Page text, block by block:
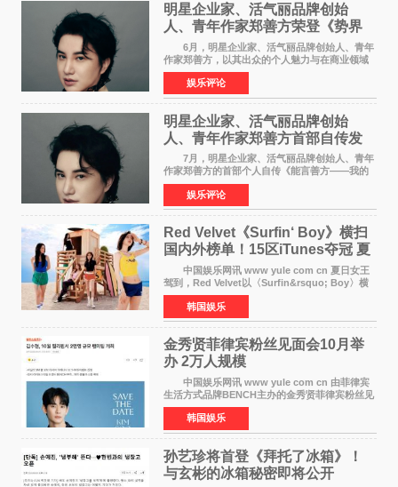
明星企业家、活气丽品牌创始
人、青年作家郑善方荣登《势界
POWERCIRCLES》6月刊
6月，明星企业家、活气丽品牌创始人、青年
作家郑善方，以其出众的个人魅力与在商业领域
的卓越建树，成功登上《势界
POWERCIRCLES》，展现了他在时尚与商业领
域的双重影响力。 明星企业家、青
娱乐评论
明星企业家、活气丽品牌创始
人、青年作家郑善方首部自传发
布， 书写跨界创业者的成长答卷
7月，明星企业家、活气丽品牌创始人、青年
作家郑善方的首部个人自传《能言善方——我的
跨界人生》正式发行。这本书以他的人生轨迹为
脉络，首次完整公开了从逐梦少年到横跨美业、
公益等多领域的
娱乐评论
Red Velvet《Surfin‘ Boy》横扫
国内外榜单！15区iTunes夺冠 夏
日女王强势回归
中国娱乐网讯 www yule com cn 夏日女王
驾到，Red Velvet以〈Surfin&rsquo; Boy〉横
扫国内外榜单，获得音乐粉丝的热烈反响。
Red Velvet于3日发行了夏日迷你专辑《Velvet
Summer》，
韩国娱乐
金秀贤菲律宾粉丝见面会10月举
办 2万人规模
中国娱乐网讯 www yule com cn 由菲律宾
生活方式品牌BENCH主办的金秀贤菲律宾粉丝见
面会，将于10月2日在马尼拉SM Mall of
Asia（MOA）竞技场举行，预计规模达2万人。
这也是金秀贤自去年陷
韩国娱乐
孙艺珍将首登《拜托了冰箱》！
与玄彬的冰箱秘密即将公开